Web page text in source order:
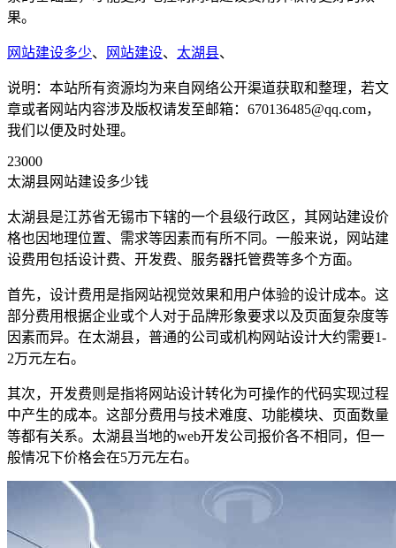
果。
网站建设多少、 网站建设、 太湖县、
说明：本站所有资源均为来自网络公开渠道获取和整理，若文
章或者网站内容涉及版权请发至邮箱：670136485@qq.com，
我们以便及时处理。
23000
太湖县网站建设多少钱
太湖县是江苏省无锡市下辖的一个县级行政区，其网站建设价
格也因地理位置、需求等因素而有所不同。一般来说，网站建
设费用包括设计费、开发费、服务器托管费等多个方面。
首先，设计费用是指网站视觉效果和用户体验的设计成本。这
部分费用根据企业或个人对于品牌形象要求以及页面复杂度等
因素而异。在太湖县，普通的公司或机构网站设计大约需要1-
2万元左右。
其次，开发费则是指将网站设计转化为可操作的代码实现过程
中产生的成本。这部分费用与技术难度、功能模块、页面数量
等都有关系。太湖县当地的web开发公司报价各不相同，但一
般情况下价格会在5万元左右。